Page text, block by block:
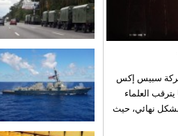
من صاروخ فالكون 9 تابع لشركة سبيس إكس
العلماء
نهائي، حيث